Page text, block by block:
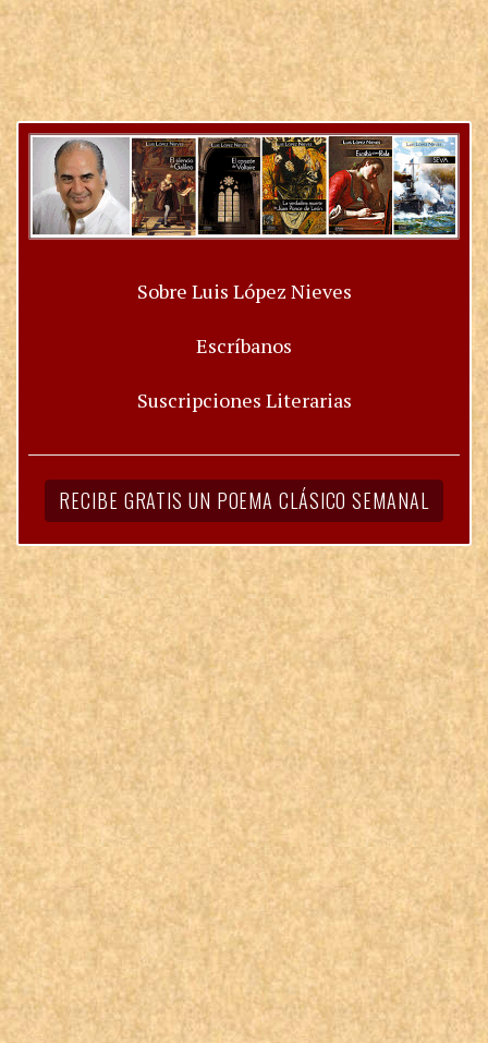
Sobre Luis López Nieves
Escríbanos
Suscripciones Literarias
RECIBE GRATIS UN POEMA CLÁSICO SEMANAL